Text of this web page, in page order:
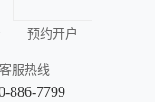
预约开户
客服热线
886-7799